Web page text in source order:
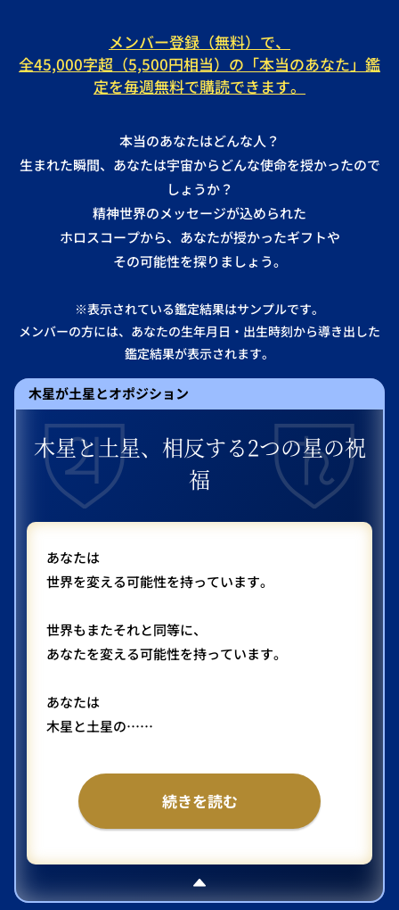
メンバー登録（無料）で、
全45,000字超（5,500円相当）の「本当のあなた」鑑
定を毎週無料で購読できます。
本当のあなたはどんな人？
生まれた瞬間、あなたは宇宙からどんな使命を授かったので
しょうか？
精神世界のメッセージが込められた
ホロスコープから、あなたが授かったギフトや
その可能性を探りましょう。
※表示されている鑑定結果はサンプルです。
メンバーの方には、あなたの生年月日・出生時刻から導き出した
鑑定結果が表示されます。
木星が土星とオポジション
木星と土星、相反する2つの星の祝
福
あなたは
世界を変える可能性を持っています。
世界もまたそれと同等に、
あなたを変える可能性を持っています。
あなたは
木星と土星の……
続きを読む